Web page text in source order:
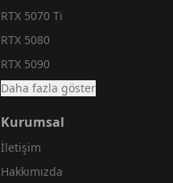
RTX 5070 Ti
RTX 5080
RTX 5090
Daha fazla göster
Kurumsal
İletişim
Hakkımızda